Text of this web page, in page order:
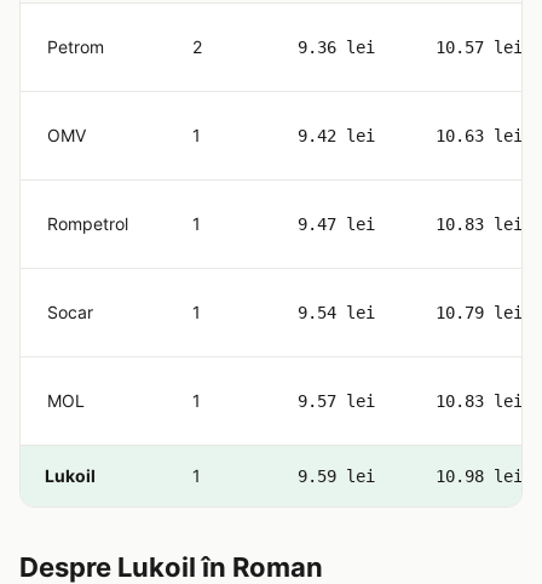
Petrom 2 9.36 lei 10.57 lei
OMV 1 9.42 lei 10.63 lei
Rompetrol 1 9.47 lei 10.83 lei
Socar 1 9.54 lei 10.79 lei
MOL 1 9.57 lei 10.83 lei
Lukoil 1 9.59 lei 10.98 lei
Despre Lukoil în Roman